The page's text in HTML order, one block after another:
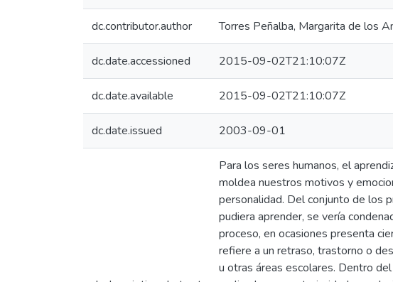
dc.contributor.author Torres Peñalba, Margarita de los
dc.date.accessioned 2015-09-02T21:10:07Z
dc.date.available 2015-09-02T21:10:07Z
dc.date.issued 2003-09-01
Para los seres humanos, el
moldea nuestros motivos y
personalidad. Del conjunto de los
pudiera aprender, se vería
proceso, en ocasiones presenta
refiere a un retraso, trastorno o
u otras áreas escolares. Dentro